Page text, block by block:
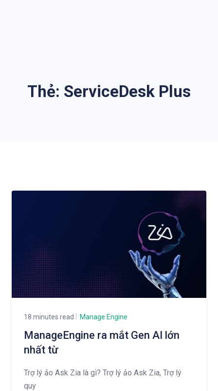
Thẻ: ServiceDesk Plus
18 minutes read Manage Engine
ManageEngine ra mắt Gen AI lớn
nhất từ ​
Trợ lý ảo Ask Zia là gì? Trợ lý ảo Ask Zia, Trợ lý
quy